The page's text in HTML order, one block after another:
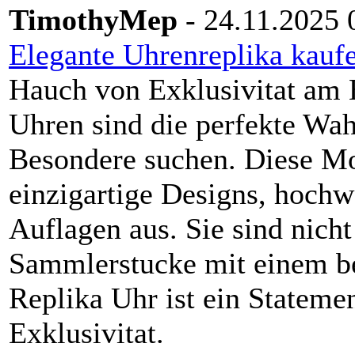
TimothyMep - 24.11.2025
Elegante Uhrenreplika
Hauch von Exklusivitat am
Uhren sind die perfekte
Besondere suchen. Diese
einzigartige Designs,
Auflagen aus. Sie sind
Sammlerstucke mit einem
Replika Uhr ist ein
Exklusivitat.